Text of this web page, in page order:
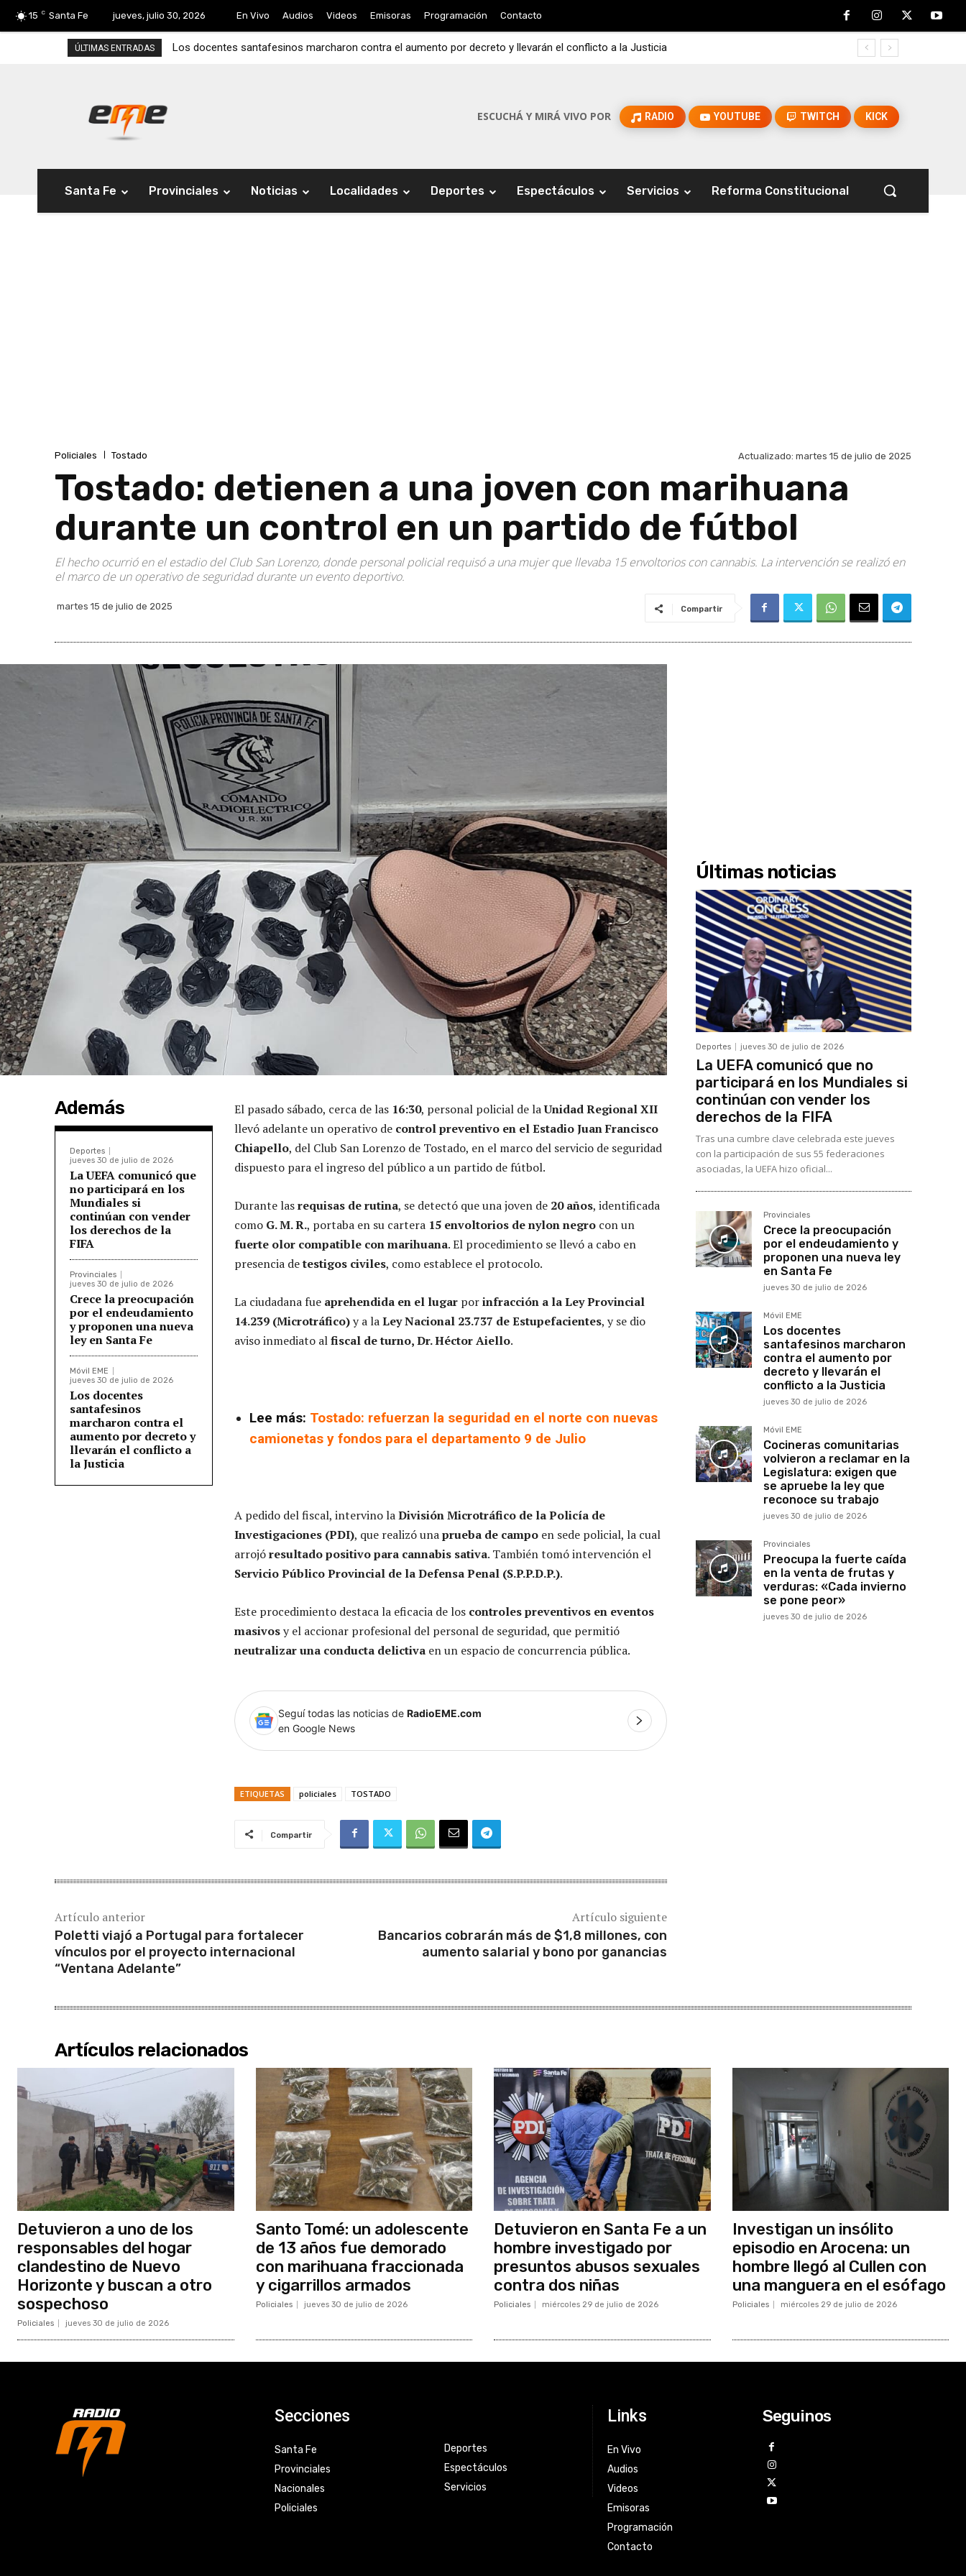
15 C Santa Fe jueves, julio 30, 2026 En Vivo Audios Videos Emisoras Programación Contacto
ÚLTIMAS ENTRADAS Los docentes santafesinos marcharon contra el aumento por decreto y llevarán el conflicto a la Justicia
Cocineras comunitarias volvieron a reclamar en la Legislatura: exigen que se apruebe la ley que reconoce su trabajo
ESCUCHÁ Y MIRÁ VIVO POR RADIO YOUTUBE TWITCH KICK
Santa Fe Provinciales Noticias Localidades Deportes Espectáculos Servicios Reforma Constitucional
Policiales Tostado Actualizado: martes 15 de julio de 2025
Tostado: detienen a una joven con marihuana
durante un control en un partido de fútbol
El hecho ocurrió en el estadio del Club San Lorenzo, donde personal policial requisó a una mujer que llevaba 15 envoltorios con cannabis. La intervención se realizó en
el marco de un operativo de seguridad durante un evento deportivo.
martes 15 de julio de 2025 Compartir
Además
Deportes
jueves 30 de julio de 2026
La UEFA comunicó que
no participará en los
Mundiales si
continúan con vender
los derechos de la
FIFA
Provinciales
jueves 30 de julio de 2026
Crece la preocupación
por el endeudamiento
y proponen una nueva
ley en Santa Fe
Móvil EME
jueves 30 de julio de 2026
Los docentes
santafesinos
marcharon contra el
aumento por decreto y
llevarán el conflicto a
la Justicia
El pasado sábado, cerca de las 16:30, personal policial de laUnidad Regional XII
llevó adelante un operativo de control preventivo en el Estadio Juan Francisco
Chiapello, del Club San Lorenzo de Tostado, en el marco del servicio de seguridad
dispuesto para el ingreso del público a un partido de fútbol.
Durante lasrequisas de rutina, se detectó que una joven de 20 años, identificada
como G. M. R., portaba en su cartera 15 envoltorios de nylon negro con un
fuerte olor compatible con marihuana. El procedimiento se llevó a cabo en
presencia detestigos civiles, como establece el protocolo.
La ciudadana fue aprehendida en el lugar porinfracción a la Ley Provincial
14.239 (Microtráfico)y a laLey Nacional 23.737 de Estupefacientes, y se dio
aviso inmediato alfiscal de turno, Dr. Héctor Aiello.
Lee más: Tostado: refuerzan la seguridad en el norte con nuevas
camionetas y fondos para el departamento 9 de Julio
A pedido del fiscal, intervino laDivisión Microtráfico de la Policía de
Investigaciones (PDI), que realizó unaprueba de campo en sede policial, la cual
arrojóresultado positivo para cannabis sativa. También tomó intervención el
Servicio Público Provincial de la Defensa Penal (S.P.P.D.P.).
Este procedimiento destaca la eficacia de los controles preventivos en eventos
masivosy el accionar profesional del personal de seguridad, que permitió
neutralizar una conducta delictiva en un espacio de concurrencia pública.
Seguí todas las noticias de RadioEME.com
en Google News
ETIQUETAS policiales TOSTADO
Compartir
Artículo anterior
Poletti viajó a Portugal para fortalecer
vínculos por el proyecto internacional
“Ventana Adelante”
Artículo siguiente
Bancarios cobrarán más de $1,8 millones, con
aumento salarial y bono por ganancias
Últimas noticias
Deportes jueves 30 de julio de 2026
La UEFA comunicó que no
participará en los Mundiales si
continúan con vender los
derechos de la FIFA
Tras una cumbre clave celebrada este jueves
con la participación de sus 55 federaciones
asociadas, la UEFA hizo oficial...
Provinciales
Crece la preocupación
por el endeudamiento y
proponen una nueva ley
en Santa Fe
jueves 30 de julio de 2026
Móvil EME
Los docentes
santafesinos marcharon
contra el aumento por
decreto y llevarán el
conflicto a la Justicia
jueves 30 de julio de 2026
Móvil EME
Cocineras comunitarias
volvieron a reclamar en la
Legislatura: exigen que
se apruebe la ley que
reconoce su trabajo
jueves 30 de julio de 2026
Provinciales
Preocupa la fuerte caída
en la venta de frutas y
verduras: «Cada invierno
se pone peor»
jueves 30 de julio de 2026
Artículos relacionados
Detuvieron a uno de los
responsables del hogar
clandestino de Nuevo
Horizonte y buscan a otro
sospechoso
Policiales jueves 30 de julio de 2026
Santo Tomé: un adolescente
de 13 años fue demorado
con marihuana fraccionada
y cigarrillos armados
Policiales jueves 30 de julio de 2026
Detuvieron en Santa Fe a un
hombre investigado por
presuntos abusos sexuales
contra dos niñas
Policiales miércoles 29 de julio de 2026
Investigan un insólito
episodio en Arocena: un
hombre llegó al Cullen con
una manguera en el esófago
Policiales miércoles 29 de julio de 2026
Secciones
Santa Fe
Provinciales
Nacionales
Policiales
Deportes
Espectáculos
Servicios
Links
En Vivo
Audios
Videos
Emisoras
Programación
Contacto
Seguinos